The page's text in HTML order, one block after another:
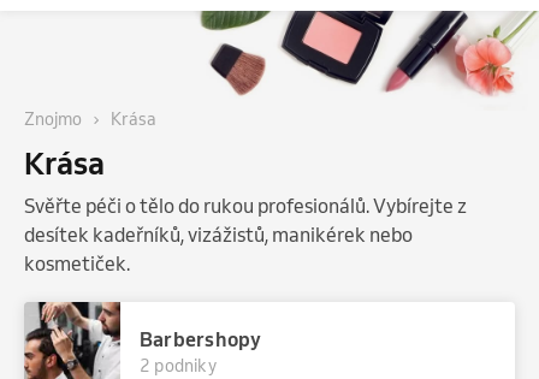
Znojmo Krása
Krása
Svěřte péči o tělo do rukou profesionálů. Vybírejte z
desítek kadeřníků, vizážistů, manikérek nebo
kosmetiček.
Barbershopy
2 podniky